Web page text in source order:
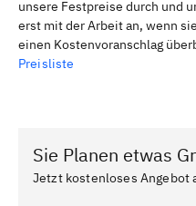
unsere Festpreise durch und
erst mit der Arbeit an, wenn
einen Kostenvoranschlag
Preisliste
Sie Planen etwas
Jetzt kostenloses Angebot